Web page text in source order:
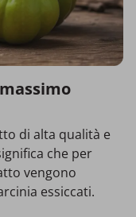
di alta qualità e
che per
vengono
essiccati.